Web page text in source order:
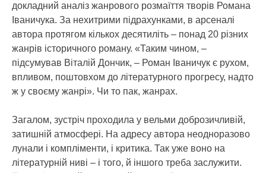
докладний аналіз жанрового розмаїття творів Романа
Іваничука. За нехитрими підрахунками, в арсеналі
автора протягом кількох десятиліть – понад 20 різних
жанрів історичного роману. «Таким чином, –
підсумував Віталій Дончик, – Роман Іваничук є рухом,
впливом, поштовхом до літературного прогресу, надто
ж у своєму жанрі». Чи то пак, жанрах.
Загалом, зустріч проходила у вельми доброзичливій,
затишній атмосфері. На адресу автора неодноразово
лунали і компліменти, і критика. Так уже воно на
літературній ниві – і того, й іншого треба заслужити.